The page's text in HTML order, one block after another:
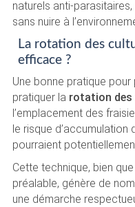
naturels anti-
sans nuire à
La rotation des
efficace ?
Une bonne pratique
pratiquer la rotation des
l’emplacement des
le risque
pourraient
Cette technique, bien
préalable, génère de
une démarche